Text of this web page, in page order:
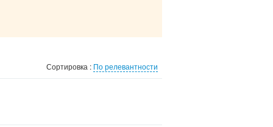
Сортировка : По релевантности